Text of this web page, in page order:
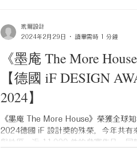
《墨庵 The More
【德國 iF DESIGN
2024】
《墨庵 The More House》榮獲全球
2024德國 iF 設計獎的殊榮，今年共有
與地區，近 11,000 件的參賽作品一同
玳爾設計
2024年2月29日
讀畢需時 1 分鐘